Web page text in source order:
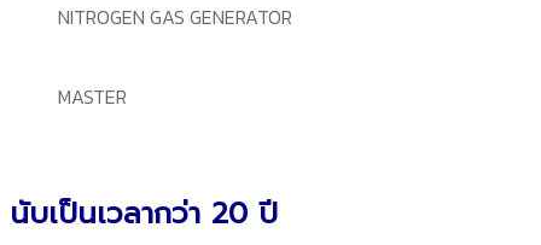
NITROGEN GAS GENERATOR
MASTER
นับเป็นเวลากว่า 20 ปี